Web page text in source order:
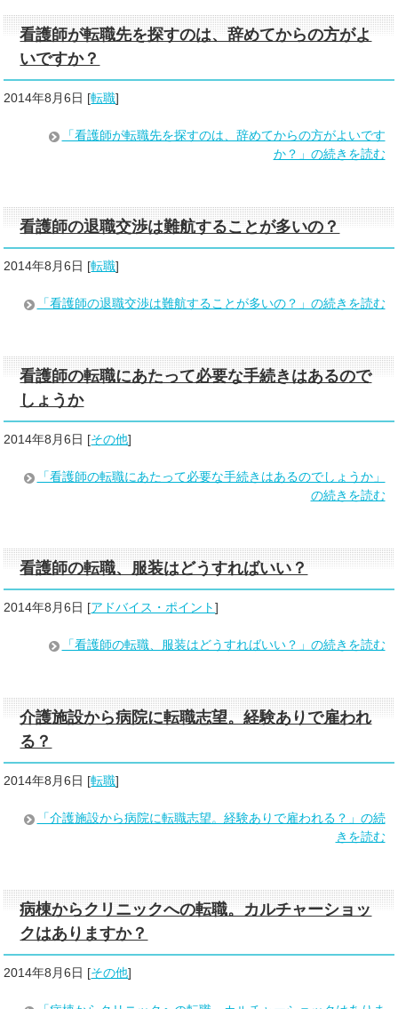
看護師が転職先を探すのは、辞めてからの方がよ
いですか？
2014年8月6日 [転職]
「看護師が転職先を探すのは、辞めてからの方がよいです
か？」の続きを読む
看護師の退職交渉は難航することが多いの？
2014年8月6日 [転職]
「看護師の退職交渉は難航することが多いの？」の続きを読む
看護師の転職にあたって必要な手続きはあるので
しょうか
2014年8月6日 [その他]
「看護師の転職にあたって必要な手続きはあるのでしょうか」
の続きを読む
看護師の転職、服装はどうすればいい？
2014年8月6日 [アドバイス・ポイント]
「看護師の転職、服装はどうすればいい？」の続きを読む
介護施設から病院に転職志望。経験ありで雇われ
る？
2014年8月6日 [転職]
「介護施設から病院に転職志望。経験ありで雇われる？」の続
きを読む
病棟からクリニックへの転職。カルチャーショッ
クはありますか？
2014年8月6日 [その他]